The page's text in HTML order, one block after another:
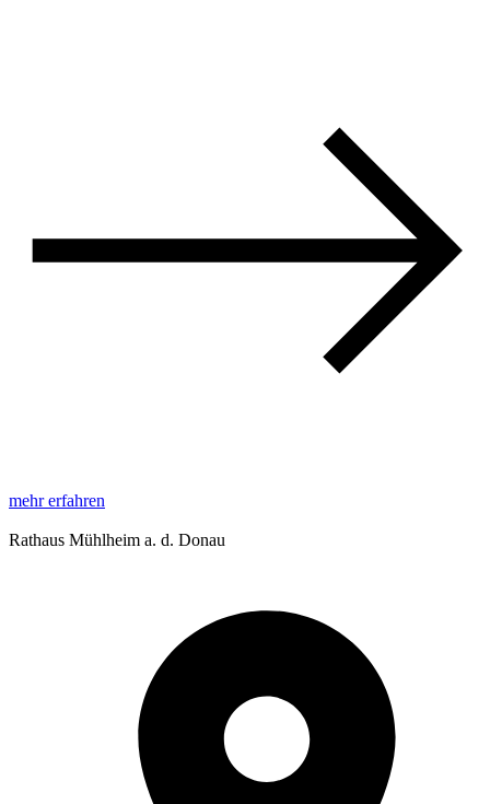
mehr erfahren
Rathaus Mühlheim a. d. Donau